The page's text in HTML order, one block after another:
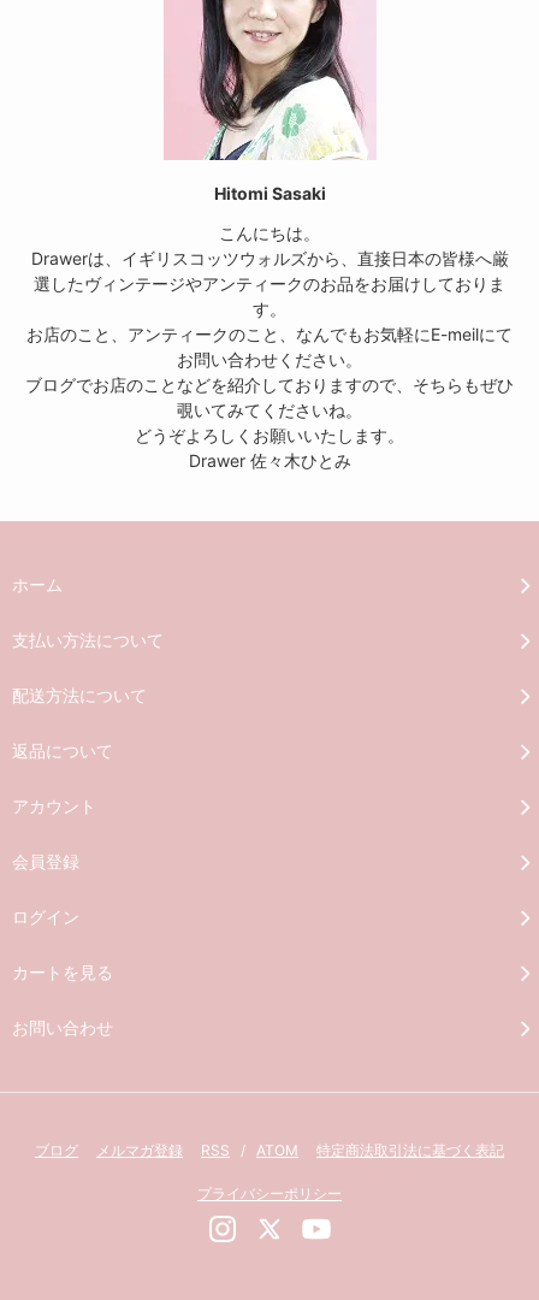
Hitomi Sasaki
こんにちは。
Drawerは、イギリスコッツウォルズから、直接日本の皆様へ厳
選したヴィンテージやアンティークのお品をお届けしておりま
す。
お店のこと、アンティークのこと、なんでもお気軽にE-meilにて
お問い合わせください。
ブログでお店のことなどを紹介しておりますので、そちらもぜひ
覗いてみてくださいね。
どうぞよろしくお願いいたします。
Drawer 佐々木ひとみ
ホーム
支払い方法について
配送方法について
返品について
アカウント
会員登録
ログイン
カートを見る
お問い合わせ
ブログ メルマガ登録 RSS / ATOM 特定商法取引法に基づく表記
プライバシーポリシー